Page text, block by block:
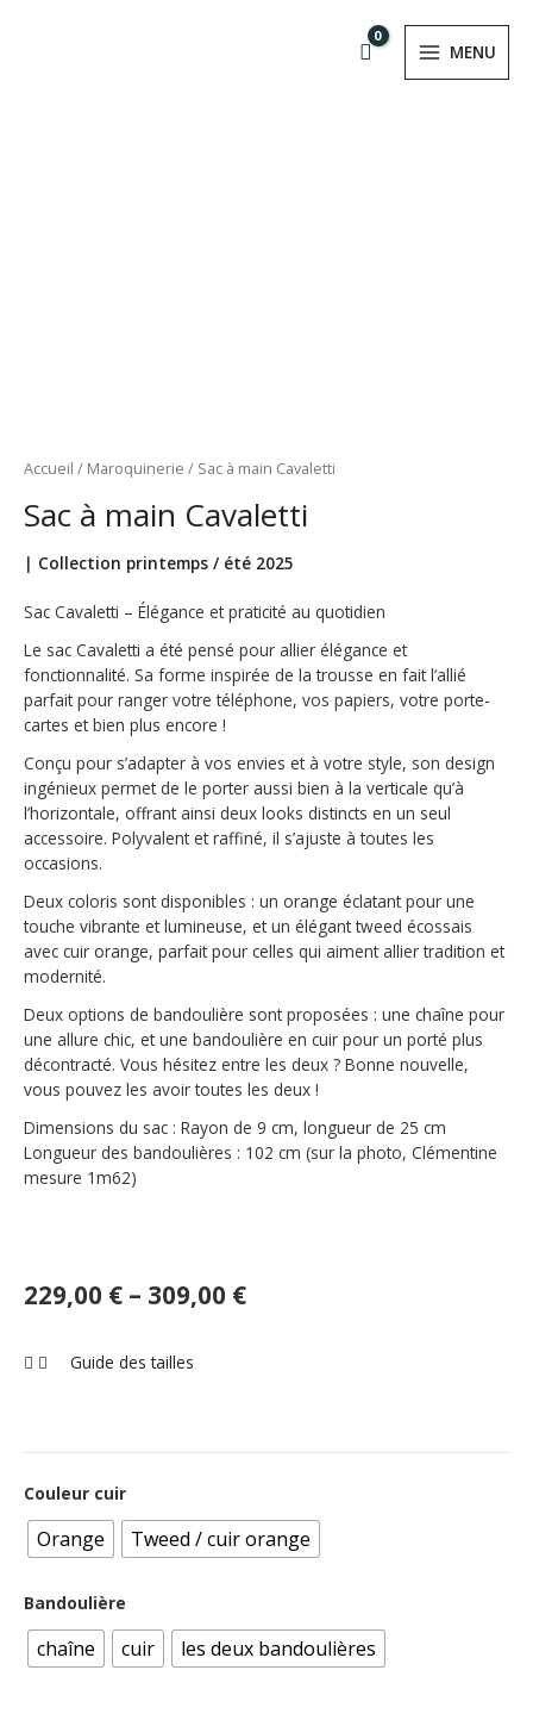
MAIN
MENU
MENU
Accueil / Maroquinerie / Sac à main Cavaletti
Sac à main Cavaletti
| Collection printemps / été 2025
Sac Cavaletti – Élégance et praticité au quotidien
Le sac Cavaletti a été pensé pour allier élégance et
fonctionnalité. Sa forme inspirée de la trousse en fait l’allié
parfait pour ranger votre téléphone, vos papiers, votre porte-
cartes et bien plus encore !
Conçu pour s’adapter à vos envies et à votre style, son design
ingénieux permet de le porter aussi bien à la verticale qu’à
l’horizontale, offrant ainsi deux looks distincts en un seul
accessoire. Polyvalent et raffiné, il s’ajuste à toutes les
occasions.
Deux coloris sont disponibles : un orange éclatant pour une
touche vibrante et lumineuse, et un élégant tweed écossais
avec cuir orange, parfait pour celles qui aiment allier tradition et
modernité.
Deux options de bandoulière sont proposées : une chaîne pour
une allure chic, et une bandoulière en cuir pour un porté plus
décontracté. Vous hésitez entre les deux ? Bonne nouvelle,
vous pouvez les avoir toutes les deux !
Dimensions du sac : Rayon de 9 cm, longueur de 25 cm
Longueur des bandoulières : 102 cm (sur la photo, Clémentine
mesure 1m62)
229,00 € – 309,00 €
Guide des tailles
Couleur cuir
Orange Tweed / cuir orange
Bandoulière
chaîne cuir les deux bandoulières
quantité
Sac
main